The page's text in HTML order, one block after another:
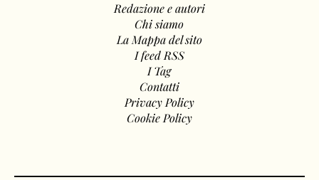
Redazione e autori
Chi siamo
La Mappa del sito
I feed RSS
I Tag
Contatti
Privacy Policy
Cookie Policy